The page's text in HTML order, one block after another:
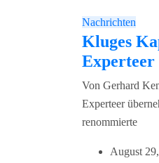
Nachrichten
Kluges
Experteer
Von Gerhard
Experteer
renommierte
August